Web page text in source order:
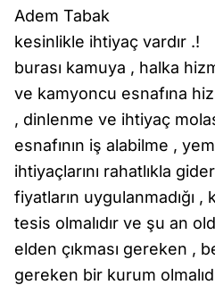
Adem Tabak
kesinlikle ihtiyaç vardır .!
burası kamuya , halka
ve kamyoncu esnafına
, dinlenme ve ihtiyaç
esnafının iş alabilme ,
ihtiyaçlarını rahatlıkla
fiyatların uygulanmadığı
tesis olmalıdır ve şu an
elden çıkması gereken ,
gereken bir kurum